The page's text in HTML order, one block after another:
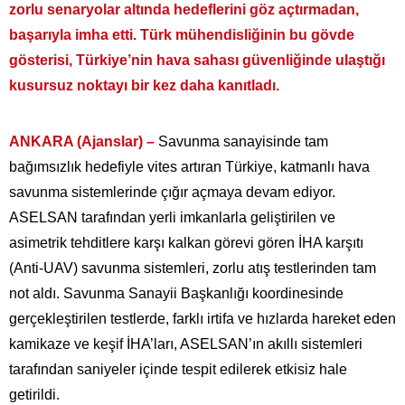
zorlu senaryolar altında hedeflerini göz açtırmadan,
başarıyla imha etti. Türk mühendisliğinin bu gövde
gösterisi, Türkiye’nin hava sahası güvenliğinde ulaştığı
kusursuz noktayı bir kez daha kanıtladı.
ANKARA (Ajanslar) – Savunma sanayisinde tam
bağımsızlık hedefiyle vites artıran Türkiye, katmanlı hava
savunma sistemlerinde çığır açmaya devam ediyor.
ASELSAN tarafından yerli imkanlarla geliştirilen ve
asimetrik tehditlere karşı kalkan görevi gören İHA karşıtı
(Anti-UAV) savunma sistemleri, zorlu atış testlerinden tam
not aldı. Savunma Sanayii Başkanlığı koordinesinde
gerçekleştirilen testlerde, farklı irtifa ve hızlarda hareket eden
kamikaze ve keşif İHA’ları, ASELSAN’ın akıllı sistemleri
tarafından saniyeler içinde tespit edilerek etkisiz hale
getirildi.